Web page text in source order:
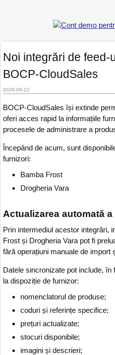
Noi integrări de feed-
BOCP-CloudSales
2026-06-22
BOCP-CloudSales își extinde
oferi acces rapid la informațiile
procesele de administrare a
Începând de acum, sunt
furnizori:
Bamba Frost
Drogheria Vara
Actualizarea automată
Prin intermediul acestor integrări,
Frost și Drogheria Vara pot fi
fără operațiuni manuale de import
Datele sincronizate pot include,
la dispoziție de furnizor:
nomenclatorul de produse;
coduri și referințe specifice;
prețuri actualizate;
stocuri disponibile;
imagini și descrieri;